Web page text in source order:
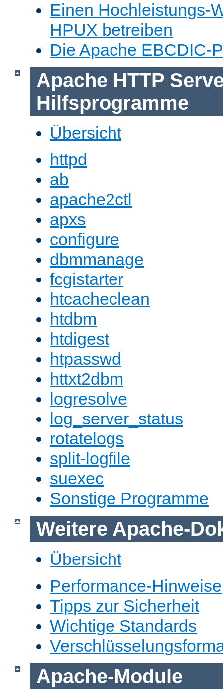
Einen Hochleistungs-
HPUX betreiben
Die Apache EBCDIC-
Apache HTTP
Hilfsprogramme
Übersicht
httpd
ab
apache2ctl
apxs
configure
dbmmanage
fcgistarter
htcacheclean
htdbm
htdigest
htpasswd
httxt2dbm
logresolve
log_server_status
rotatelogs
split-logfile
suexec
Sonstige Programme
Weitere Apache-
Übersicht
Performance-Hinweise
Tipps zur Sicherheit
Wichtige Standards
Apache-Module